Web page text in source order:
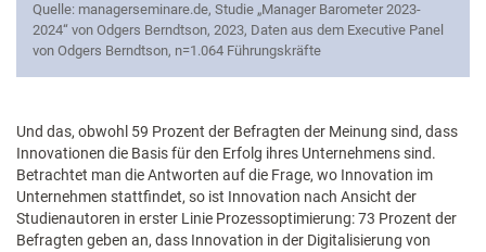
Quelle: managerseminare.de, Studie „Manager Barometer 2023-
2024“ von Odgers Berndtson, 2023, Daten aus dem Executive Panel
von Odgers Berndtson, n=1.064 Führungskräfte
Und das, obwohl 59 Prozent der Befragten der Meinung sind, dass
Innovationen die Basis für den Erfolg ihres Unternehmens sind.
Betrachtet man die Antworten auf die Frage, wo Innovation im
Unternehmen stattfindet, so ist Innovation nach Ansicht der
Studienautoren in erster Linie Prozessoptimierung: 73 Prozent der
Befragten geben an, dass Innovation in der Digitalisierung von